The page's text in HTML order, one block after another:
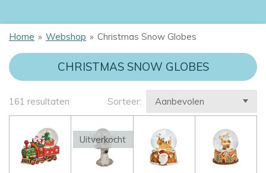
Home » Webshop » Christmas Snow Globes
CHRISTMAS SNOW GLOBES
161 resultaten Sorteer:
Uitverkocht